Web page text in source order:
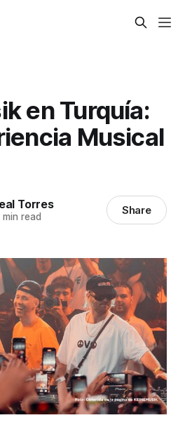
en Turquía:
Musical
Torres
read Share